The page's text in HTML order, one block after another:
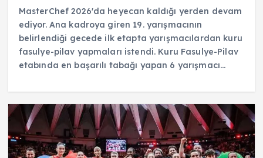
MasterChef 2026'da heyecan kaldığı yerden devam
ediyor. Ana kadroya giren 19. yarışmacının
belirlendiği gecede ilk etapta yarışmacılardan kuru
fasulye-pilav yapmaları istendi. Kuru Fasulye-Pilav
etabında en başarılı tabağı yapan 6 yarışmacı…